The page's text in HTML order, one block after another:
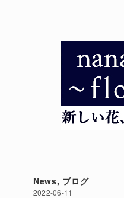
News, ブログ
2022-06-11